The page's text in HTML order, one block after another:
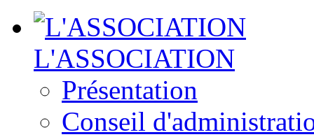
L'ASSOCIATION
Présentation
Conseil